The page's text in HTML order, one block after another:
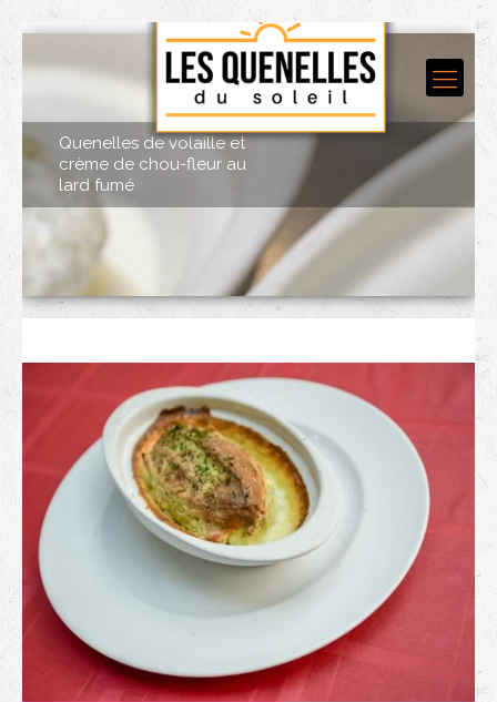
Quenelles de volaille et
crème de chou-fleur au
lard fumé